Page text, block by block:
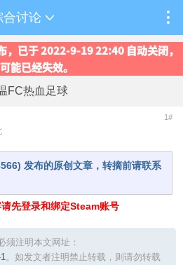
合讨论
已于 2022-9-19 22:40 自动关闭，
能已经失效。
FC热血足球
1#
发布的原创文章，转摘前请联系
先登录和绑定Steam账号
须注明本文网址：
。如发文者注明禁止转载，则请勿转载